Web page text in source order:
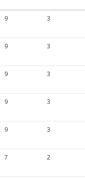
9 3
9 3
9 3
9 3
9 3
7 2